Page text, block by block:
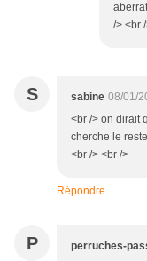
/> <br
S sabine 08/01/
<br /> on dirait
cherche le
<br /> <br />
Répondre
P perruches-